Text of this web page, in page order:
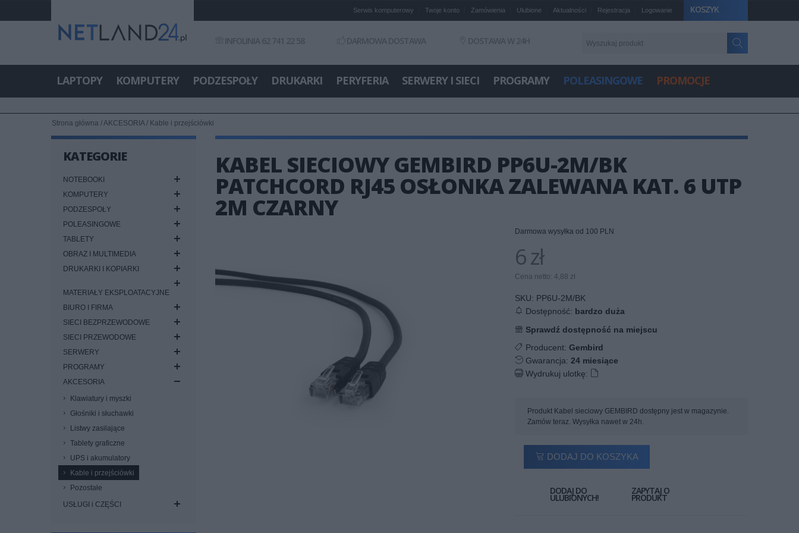
KOSZYK
Serwis komputerowy Twoje konto Zamówienia Ulubione Aktualności Rejestracja Logowanie
INFOLINIA 62 741 22 58 DARMOWA DOSTAWA DOSTAWA W 24H
LAPTOPY KOMPUTERY PODZESPOŁY DRUKARKI PERYFERIA SERWERY I SIECI PROGRAMY POLEASINGOWE PROMOCJE
Strona główna /AKCESORIA/ Kable i przejściówki
KATEGORIE
NOTEBOOKI
KOMPUTERY
PODZESPOŁY
POLEASINGOWE
TABLETY
OBRAZ I MULTIMEDIA
DRUKARKI I KOPIARKI
MATERIAŁY EKSPLOATACYJNE
BIURO I FIRMA
SIECI BEZPRZEWODOWE
SIECI PRZEWODOWE
SERWERY
PROGRAMY
AKCESORIA
Klawiatury i myszki
Głośniki i słuchawki
Listwy zasilające
Tablety graficzne
UPS i akumulatory
Kable i przejściówki
Pozostałe
USŁUGI i CZĘŚCI
KABEL SIECIOWY GEMBIRD PP6U-2M/BK
PATCHCORD RJ45 OSŁONKA ZALEWANA KAT. 6 UTP
2M CZARNY
Darmowa wysyłka od 100 PLN
6 zł
Cena netto: 4,88 zł
SKU: PP6U-2M/BK
Dostępność: bardzo duża
Sprawdź dostępność na miejscu
Producent: Gembird
Gwarancja: 24 miesiące
Wydrukuj ulotkę:
Produkt Kabel sieciowy GEMBIRD dostępny jest w magazynie.
Zamów teraz. Wysyłka nawet w 24h.
DODAJ DO KOSZYKA
DODAJ DO
ULUBIONYCH!
ZAPYTAJ O
PRODUKT